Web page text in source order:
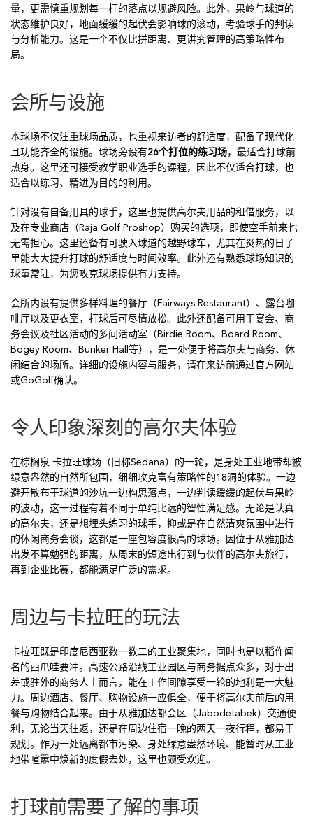
量，更需慎重规划每一杆的落点以规避风险。此外，果岭与球道的
状态维护良好，地面缓缓的起伏会影响球的滚动，考验球手的判读
与分析能力。这是一个不仅比拼距离、更讲究管理的高策略性布
局。
会所与设施
本球场不仅注重球场品质，也重视来访者的舒适度，配备了现代化
且功能齐全的设施。球场旁设有 26个打位的练习场，最适合打球前
热身。这里还可接受教学职业选手的课程，因此不仅适合打球，也
适合以练习、精进为目的的利用。
针对没有自备用具的球手，这里也提供高尔夫用品的租借服务，以
及在专业商店（Raja Golf Proshop）购买的选项，即使空手前来也
无需担心。这里还备有可驶入球道的越野球车，尤其在炎热的日子
里能大大提升打球的舒适度与时间效率。此外还有熟悉球场知识的
球童常驻，为您攻克球场提供有力支持。
会所内设有提供多样料理的餐厅（Fairways Restaurant）、露台咖
啡厅以及更衣室，打球后可尽情放松。此外还配备可用于宴会、商
务会议及社区活动的多间活动室（Birdie Room、Board Room、
Bogey Room、Bunker Hall等），是一处便于将高尔夫与商务、休
闲结合的场所。详细的设施内容与服务，请在来访前通过官方网站
或GoGolf确认。
令人印象深刻的高尔夫体验
在棕榈泉 卡拉旺球场（旧称Sedana）的一轮，是身处工业地带却被
绿意盎然的自然所包围，细细攻克富有策略性的18洞的体验。一边
避开散布于球道的沙坑一边构思落点，一边判读缓缓的起伏与果岭
的波动，这一过程有着不同于单纯比远的智性满足感。无论是认真
的高尔夫，还是想埋头练习的球手，抑或是在自然清爽氛围中进行
的休闲商务会谈，这都是一座包容度很高的球场。因位于从雅加达
出发不算勉强的距离，从周末的短途出行到与伙伴的高尔夫旅行，
再到企业比赛，都能满足广泛的需求。
周边与卡拉旺的玩法
卡拉旺既是印度尼西亚数一数二的工业聚集地，同时也是以稻作闻
名的西爪哇要冲。高速公路沿线工业园区与商务据点众多，对于出
差或驻外的商务人士而言，能在工作间隙享受一轮的地利是一大魅
力。周边酒店、餐厅、购物设施一应俱全，便于将高尔夫前后的用
餐与购物结合起来。由于从雅加达都会区（Jabodetabek）交通便
利，无论当天往返，还是在周边住宿一晚的两天一夜行程，都易于
规划。作为一处远离都市污染、身处绿意盎然环境、能暂时从工业
地带喧嚣中焕新的度假去处，这里也颇受欢迎。
打球前需要了解的事项